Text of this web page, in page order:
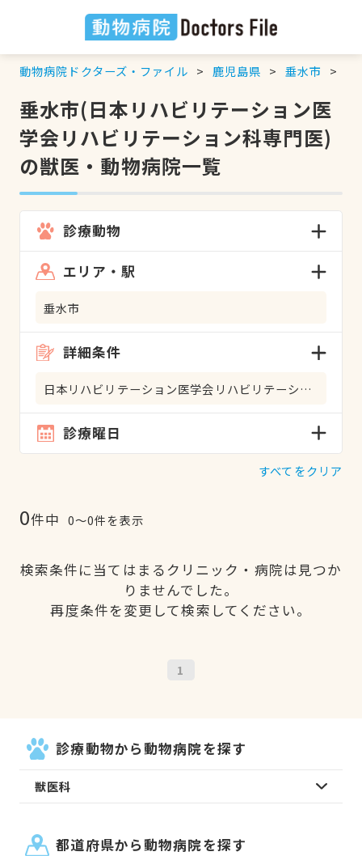
動物病院ドクターズ・ファイル 鹿児島県 垂水市
垂水市(日本リハビリテーション医
学会リハビリテーション科専門医)
の獣医・動物病院一覧
診療動物
エリア・駅
垂水市
詳細条件
日本リハビリテーション医学会リハビリテーション科専門医
診療曜日
すべてをクリア
0件中 0〜0件を表示
検索条件に当てはまるクリニック・病院は見つか
りませんでした。
再度条件を変更して検索してください。
1
診療動物から動物病院を探す
獣医科
都道府県から動物病院を探す